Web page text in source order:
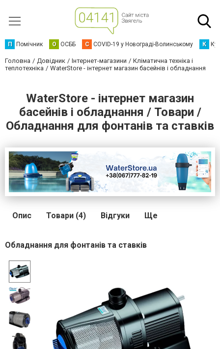
П Помічник О ОСББ C COVID-19 у Новограді-Волинському К
Головна Довідник Інтернет-магазини
Кліматична техніка і
теплотехніка
WaterStore - інтернет магазин басейнів і обладнання
WaterStore - інтернет магазин
басейнів і обладнання / Товари /
Обладнання для фонтанів та ставків
Опис Товари (4) Відгуки Ще
Обладнання для фонтанів та ставків